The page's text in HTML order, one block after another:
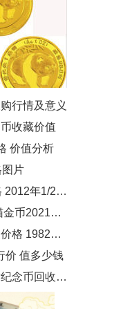
行情及意义
收藏价值
价值分析
片
司熊猫金币价格
版套装价格
纪念币发行量
价 值多少钱
格和最新价格